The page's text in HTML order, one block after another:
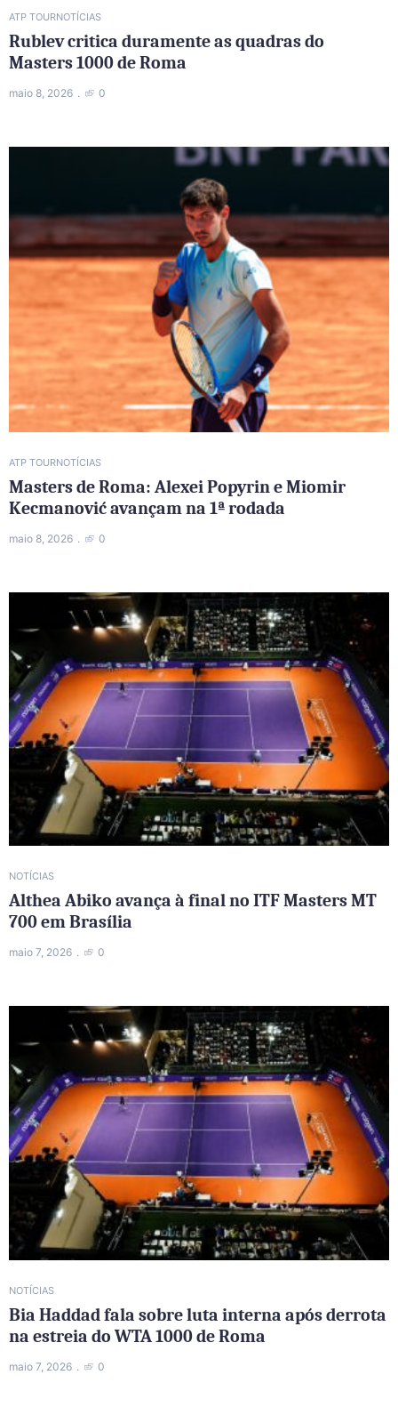
ATP TOURNOTÍCIAS
Rublev critica duramente as quadras do
Masters 1000 de Roma
maio 8, 2026 0
ATP TOURNOTÍCIAS
Masters de Roma: Alexei Popyrin e Miomir
Kecmanović avançam na 1ª rodada
maio 8, 2026 0
NOTÍCIAS
Althea Abiko avança à final no ITF Masters MT
700 em Brasília
maio 7, 2026 0
NOTÍCIAS
Bia Haddad fala sobre luta interna após derrota
na estreia do WTA 1000 de Roma
maio 7, 2026 0